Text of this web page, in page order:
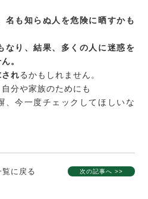
名も知らぬ人を危険に晒すかも
なり、結果、多くの人に迷惑を
。
れるかもしれません。
分や家族のためにも
、今一度チェックしてほしいな
覧に戻る 次の記事へ >>